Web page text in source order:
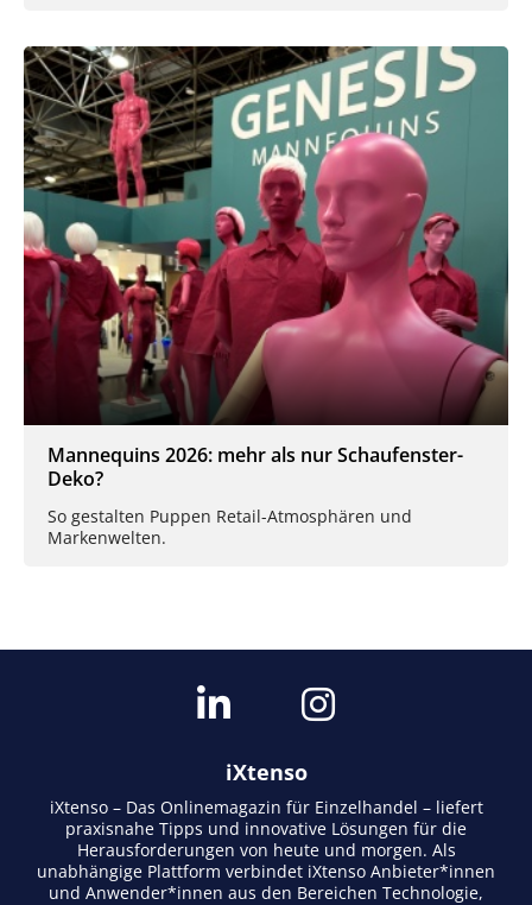
Mannequins 2026: mehr als nur Schaufenster-
Deko?
So gestalten Puppen Retail-Atmosphären und
Markenwelten.
iXtenso
iXtenso – Das Onlinemagazin für Einzelhandel – liefert
praxisnahe Tipps und innovative Lösungen für die
Herausforderungen von heute und morgen. Als
unabhängige Plattform verbindet iXtenso Anbieter*innen
und Anwender*innen aus den Bereichen Technologie,